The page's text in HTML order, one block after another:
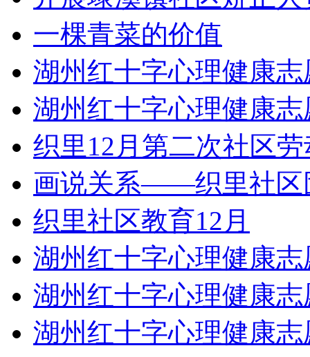
一棵青菜的价值
湖州红十字心理健康
湖州红十字心理健康
织里12月第二次社区劳
画说关系——织里社
织里社区教育12月
湖州红十字心理健康
湖州红十字心理健康
湖州红十字心理健康